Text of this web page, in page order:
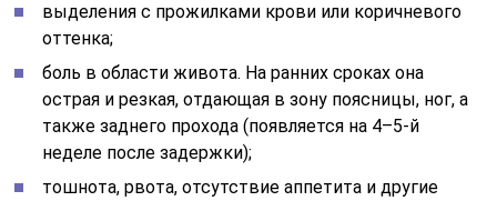
выделения с прожилками крови или коричневого
оттенка;
боль в области живота. На ранних сроках она
острая и резкая, отдающая в зону поясницы, ног, а
также заднего прохода (появляется на 4–5-й
неделе после задержки);
тошнота, рвота, отсутствие аппетита и другие